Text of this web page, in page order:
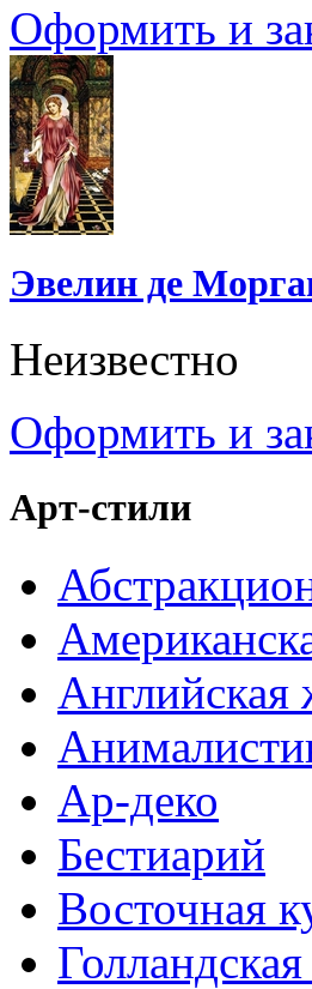
Оформить и
Эвелин де
Неизвестно
Оформить и
Арт-стили
Английская
Ар-деко
Бестиарий
Восточная